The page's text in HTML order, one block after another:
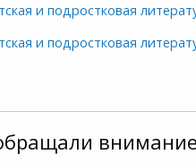
и подростковая
и подростковая